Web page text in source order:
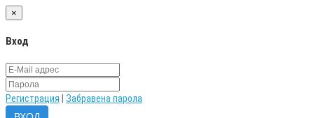
×
Вход
Регистрация Забравена парола